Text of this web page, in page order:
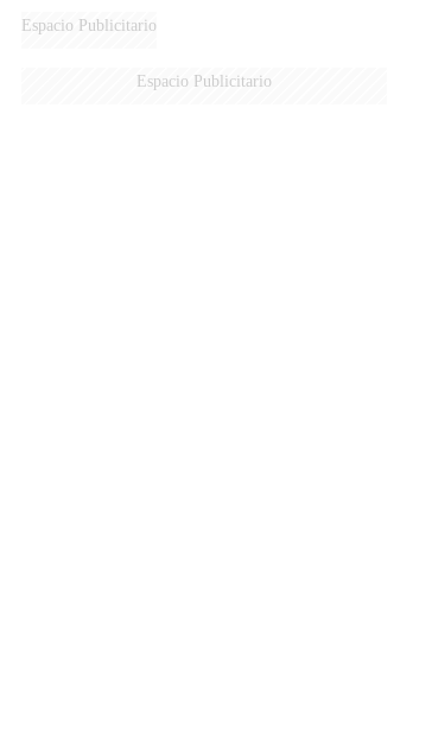
Espacio Publicitario
Espacio Publicitario